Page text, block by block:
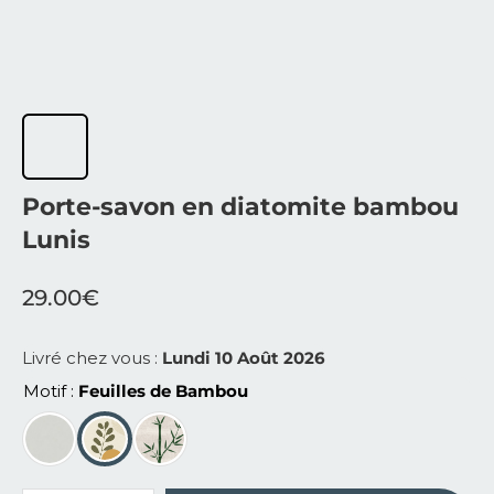
Porte-savon en diatomite bambou
Lunis
29.00€
Livré chez vous : Lundi 10 Août 2026
Motif
Feuilles de Bambou